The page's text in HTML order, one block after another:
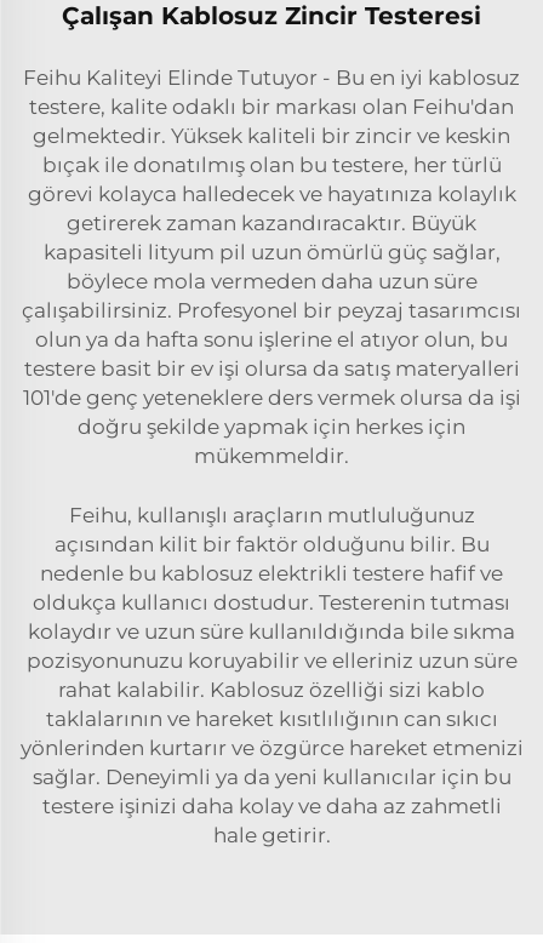
Çalışan Kablosuz Zincir Testeresi
Feihu Kaliteyi Elinde Tutuyor - Bu en iyi kablosuz
testere, kalite odaklı bir markası olan Feihu'dan
gelmektedir. Yüksek kaliteli bir zincir ve keskin
bıçak ile donatılmış olan bu testere, her türlü
görevi kolayca halledecek ve hayatınıza kolaylık
getirerek zaman kazandıracaktır. Büyük
kapasiteli lityum pil uzun ömürlü güç sağlar,
böylece mola vermeden daha uzun süre
çalışabilirsiniz. Profesyonel bir peyzaj tasarımcısı
olun ya da hafta sonu işlerine el atıyor olun, bu
testere basit bir ev işi olursa da satış materyalleri
101'de genç yeteneklere ders vermek olursa da işi
doğru şekilde yapmak için herkes için
mükemmeldir.
Feihu, kullanışlı araçların mutluluğunuz
açısından kilit bir faktör olduğunu bilir. Bu
nedenle bu kablosuz elektrikli testere hafif ve
oldukça kullanıcı dostudur. Testerenin tutması
kolaydır ve uzun süre kullanıldığında bile sıkma
pozisyonunuzu koruyabilir ve elleriniz uzun süre
rahat kalabilir. Kablosuz özelliği sizi kablo
taklalarının ve hareket kısıtlılığının can sıkıcı
yönlerinden kurtarır ve özgürce hareket etmenizi
sağlar. Deneyimli ya da yeni kullanıcılar için bu
testere işinizi daha kolay ve daha az zahmetli
hale getirir.